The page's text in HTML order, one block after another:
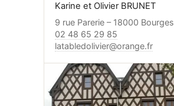
Karine et Olivier BRUNET
9 rue Parerie – 18000 Bourges
02 48 65 29 85
latabledolivier@orange.fr